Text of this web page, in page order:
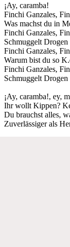
¡Ay, caramba!
Finchi Ganzales,
Was machst du in
Finchi Ganzales,
Schmuggelt
Finchi Ganzales,
Warum bist du so
Finchi Ganzales,
Schmuggelt
¡Ay, caramba!, ey,
Ihr wollt Kippen?
Du brauchst alles,
Zuverlässiger als